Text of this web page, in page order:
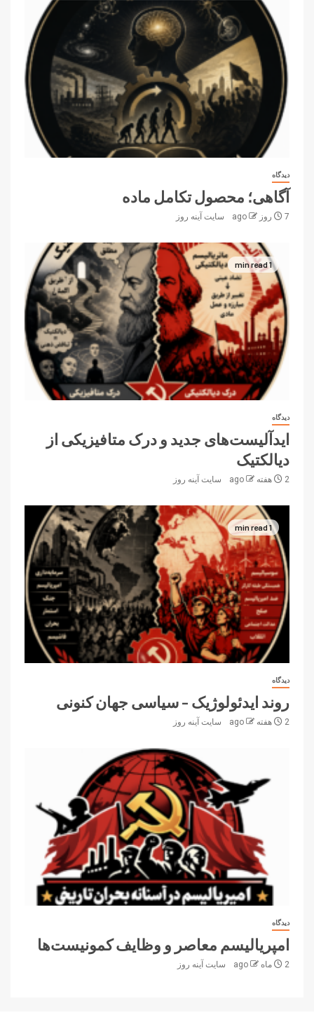
دیدگاه
آگاهی؛ محصول تکامل ماده
7 روز ago سایت آینه‌ روز
1 min read
دیدگاه
ایدآلیست‌های جدید و درک متافیزیکی از
دیالکتیک
2 هفته ago سایت آینه‌ روز
1 min read
دیدگاه
روند ایدئولوژیک – سیاسی جهان کنونی
2 هفته ago سایت آینه‌ روز
دیدگاه
امپریالیسم معاصر و وظایف کمونیست‌ها
2 ماه ago سایت آینه‌ روز